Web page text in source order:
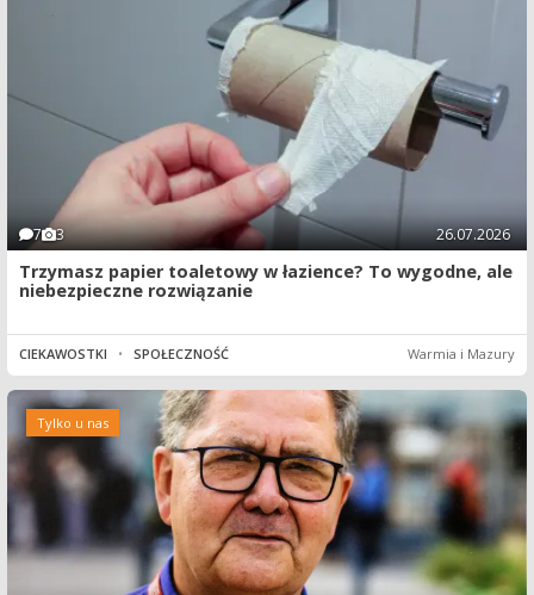
7 3 26.07.2026
Trzymasz papier toaletowy w łazience? To wygodne, ale
niebezpieczne rozwiązanie
CIEKAWOSTKI • SPOŁECZNOŚĆ Warmia i Mazury
Tylko u nas